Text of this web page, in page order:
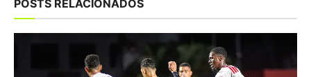
POSTS RELACIONADOS